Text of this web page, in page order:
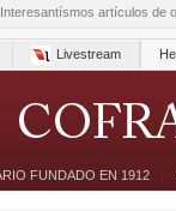
artículos de
Livestream
FUNDADO EN 1912 |